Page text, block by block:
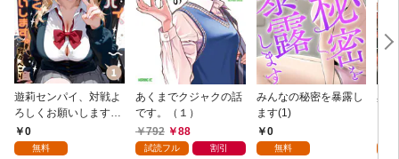
遊莉センパイ、対戦よ
ろしくお願いします。
1 0
無料
あくまでクジャクの話
です。（１）
792
88
試読フル 割引
みんなの秘密を暴露し
ます(1)
0
無料
異